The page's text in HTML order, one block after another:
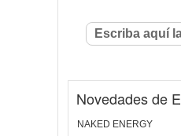
Novedades de
NAKED ENERGY